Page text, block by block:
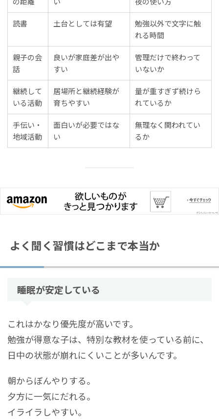
読書 土台としては有望
勉強以外で文字に触
れる時間
親子の会
話
良いが家庭差が出や
すい
管理だけで終わって
いないか
継続して
いる活動
居場所と継続経験が
育ちやすい
量が重すぎず続けら
れているか
手伝い・
地域活動
面白いが必要ではな
い
無理なく関われてい
るか
よく聞く習慣はどこまで本当か
睡眠が安定している
これはかなり優先度が高いです。
勉強が得意な子は、特別な教材を使っている前に、
日中の状態が崩れにくいことが多いんです。
朝からぼんやりする。
夕方に一気にだれる。
イライラしやすい。